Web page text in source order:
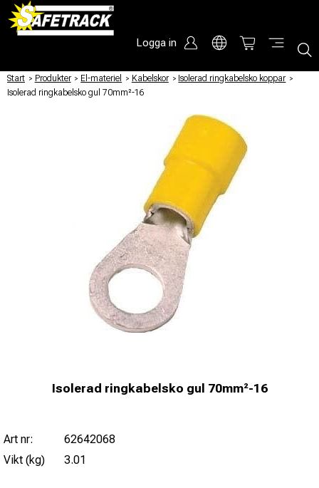
Logga in
Start / Produkter / El-materiel / Kabelskor / Isolerad ringkabelsko koppar /
Isolerad ringkabelsko gul 70mm²-16
Isolerad ringkabelsko gul 70mm²-16
Art nr:
62642068
Vikt (kg)
3.01